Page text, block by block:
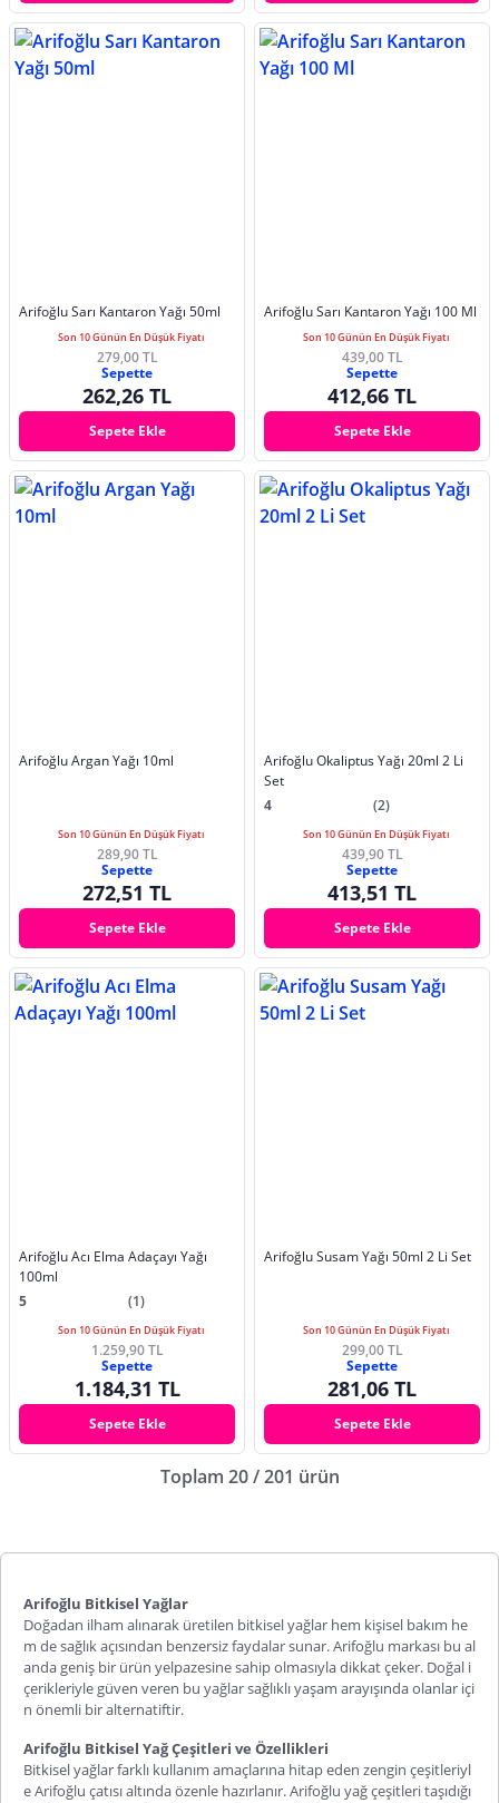
Arifoğlu Sarı Kantaron Yağı 50ml
Son 10 Günün En Düşük Fiyatı
279,00 TL
Sepette
262,26 TL
Sepete Ekle
Arifoğlu Sarı Kantaron Yağı 100 Ml
Son 10 Günün En Düşük Fiyatı
439,00 TL
Sepette
412,66 TL
Sepete Ekle
Arifoğlu Argan Yağı 10ml
Son 10 Günün En Düşük Fiyatı
289,90 TL
Sepette
272,51 TL
Sepete Ekle
Arifoğlu Okaliptus Yağı 20ml 2 Li
Set
4
(2)
Son 10 Günün En Düşük Fiyatı
439,90 TL
Sepette
413,51 TL
Sepete Ekle
Arifoğlu Acı Elma Adaçayı Yağı
100ml
5
(1)
Son 10 Günün En Düşük Fiyatı
1.259,90 TL
Sepette
1.184,31 TL
Sepete Ekle
Arifoğlu Susam Yağı 50ml 2 Li Set
Son 10 Günün En Düşük Fiyatı
299,00 TL
Sepette
281,06 TL
Sepete Ekle
Toplam 20 / 201 ürün
Arifoğlu Bitkisel Yağlar
Doğadan ilham alınarak üretilen bitkisel yağlar hem kişisel bakım he
m de sağlık açısından benzersiz faydalar sunar. Arifoğlu markası bu al
anda geniş bir ürün yelpazesine sahip olmasıyla dikkat çeker. Doğal i
çerikleriyle güven veren bu yağlar sağlıklı yaşam arayışında olanlar içi
n önemli bir alternatiftir.
Arifoğlu Bitkisel Yağ Çeşitleri ve Özellikleri
Bitkisel yağlar farklı kullanım amaçlarına hitap eden zengin çeşitleriyl
e Arifoğlu çatısı altında özenle hazırlanır.Arifoğlu yağ çeşitleritaşıdığı